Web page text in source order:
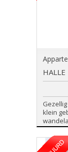
HALLE
klein